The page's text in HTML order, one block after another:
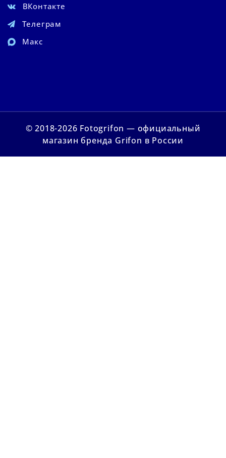
ВКонтакте
Телеграм
Макс
© 2018-2026 Fotogrifon — официальный
магазин бренда Grifon в России